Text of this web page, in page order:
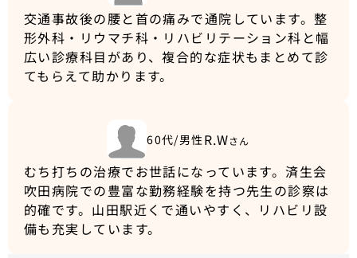
交通事故後の腰と首の痛みで通院しています。整
形外科・リウマチ科・リハビリテーション科と幅
広い診療科目があり、複合的な症状もまとめて診
てもらえて助かります。
60代/男性 R.Wさん
むち打ちの治療でお世話になっています。済生会
吹田病院での豊富な勤務経験を持つ先生の診察は
的確です。山田駅近くで通いやすく、リハビリ設
備も充実しています。